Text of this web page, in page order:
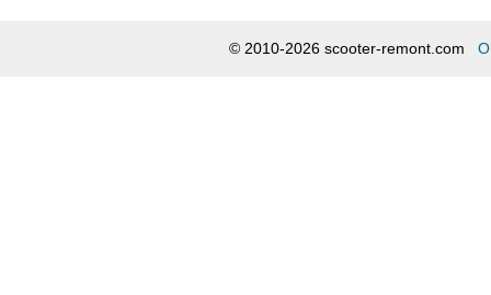
© 2010-2026 scooter-remont.com О